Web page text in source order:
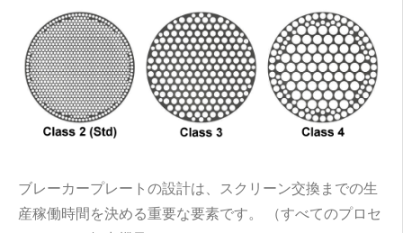
ブレーカープレートの設計は、スクリーン交換までの生
産稼働時間を決める重要な要素です。 （すべてのプロセ